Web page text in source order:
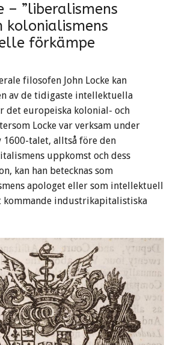
– ”liberalismens
kolonialismens
förkämpe
filosofen John Locke kan
av de tidigaste intellektuella
det europeiska kolonial- och
Locke var verksam under
1600-talet, alltså före den
uppkomst och dess
kan han betecknas som
apologet eller som intellektuell
kommande industrikapitalistiska